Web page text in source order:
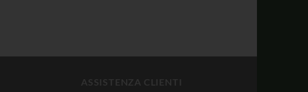
ASSISTENZA CLIENTI